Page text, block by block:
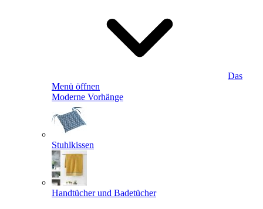
Das
Menü öffnen
Moderne Vorhänge
Stuhlkissen
Handtücher und Badetücher